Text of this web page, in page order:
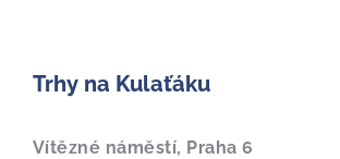
Trhy na Kulaťáku
Vítězné náměstí, Praha 6